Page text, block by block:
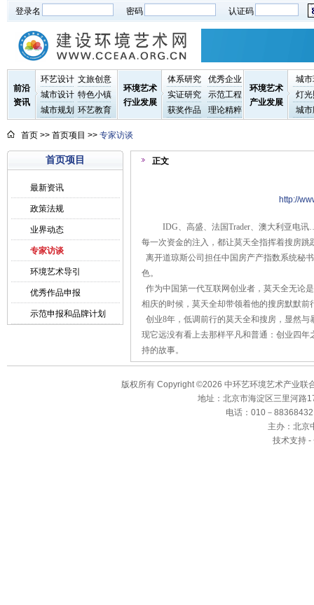
登录名 密码 认证码
前沿
资讯
环艺设计 文旅创意
城市设计 特色小镇
城市规划 环艺教育
环境艺术
行业发展
体系研究
优秀企业
实证研究
示范工程
获奖作品
理论精粹
环境艺术
产业发展
城
灯
城
首页 >> 首页项目 >> 专家访谈
首页项目
最新资讯
政策法规
业界动态
专家访谈
环境艺术导引
优秀作品申报
示范申报和品牌计划
正文
http://
IDG、高盛、法国Trader、澳大利亚电
每一次资金的注入，都让莫天全指挥着搜房
离开道琼斯公司担任中国房产产指数系统秘
色。
作为中国第一代互联网创业者，莫天全无论
相庆的时候，莫天全却带领着他的搜房默默前
创业8年，低调前行的莫天全和搜房，显然
现它远没有看上去那样平凡和普通：创业四
持的故事。
版权所有 Copyright ©2026 中环艺环境艺术产业联
地址：北京市海淀区三里河路
电话：010－
主办：北京
技术支持 -